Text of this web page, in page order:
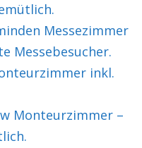
Messezimmer
Messebesucher.
inkl.
Monteurzimmer –